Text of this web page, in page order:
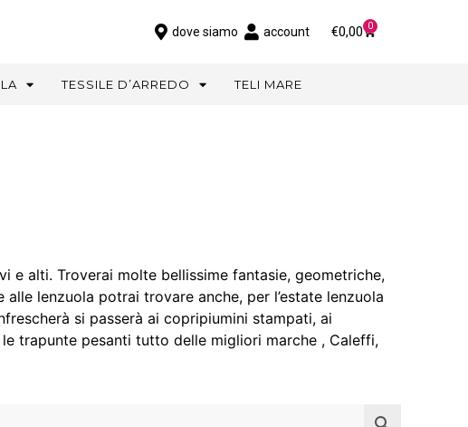
dove siamo account €0,00 0
TESSILE D’ARREDO TELI MARE
e alti. Troverai molte bellissime fantasie, geometriche,
lenzuola potrai trovare anche, per l’estate lenzuola
si passerà ai copripiumini stampati, ai
trapunte pesanti tutto delle migliori marche , Caleffi,